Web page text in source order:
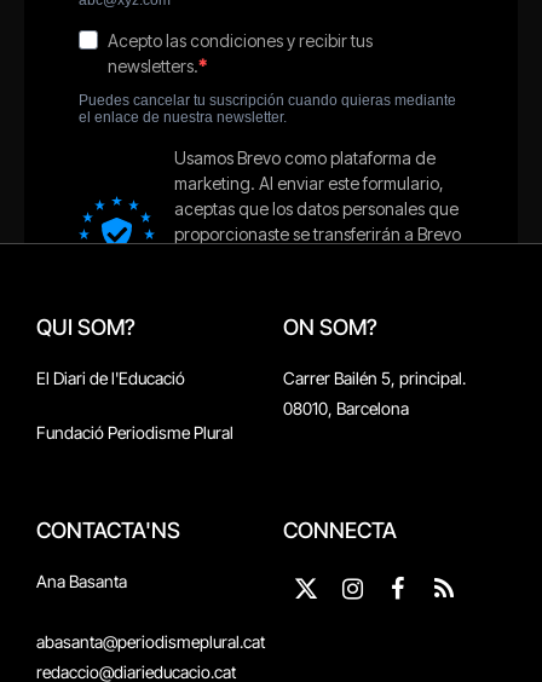
QUI SOM?
El Diari de l'Educació
Fundació Periodisme Plural
ON SOM?
Carrer Bailén 5, principal.
08010, Barcelona
CONTACTA'NS
Ana Basanta
abasanta@periodismeplural.cat
redaccio@diarieducacio.cat
CONNECTA
X
InstagramFacebook
RSS